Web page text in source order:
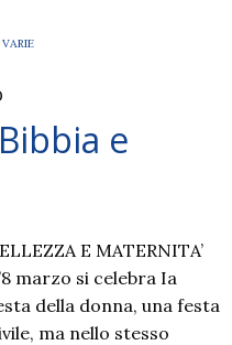
2023-
VARIE
e
E MATERNITA’
marzo si celebra Ia
della donna, una festa
ma nello stesso